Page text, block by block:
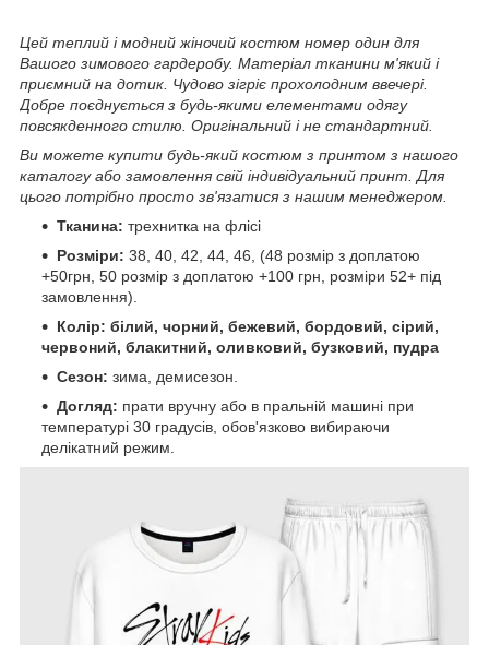
Цей теплий і модний жіночий костюм номер один для
Вашого зимового гардеробу. Матеріал тканини м'який і
приємний на дотик. Чудово зігріє прохолодним ввечері.
Добре поєднується з будь-якими елементами одягу
повсякденного стилю. Оригінальний і не стандартний.
Ви можете купити будь-який костюм з принтом з нашого
каталогу або замовлення свій індивідуальний принт. Для
цього потрібно просто зв'язатися з нашим менеджером.
Тканина: трехнитка на флісі
Розміри: 38, 40, 42, 44, 46, (48 розмір з доплатою
+50грн, 50 розмір з доплатою +100 грн, розміри 52+ під
замовлення).
Колір: білий, чорний, бежевий, бордовий, сірий,
червоний, блакитний, оливковий, бузковий, пудра
Сезон: зима, демисезон.
Догляд: прати вручну або в пральній машині при
температурі 30 градусів, обов'язково вибираючи
делікатний режим.